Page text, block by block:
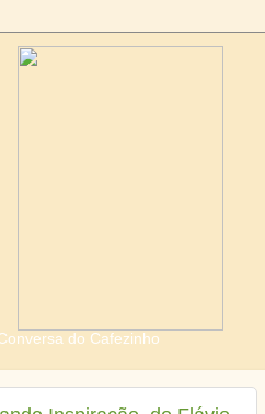
do Cafezinho